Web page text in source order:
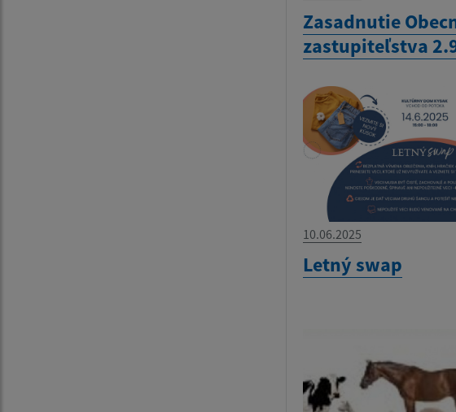
Zasadnutie
zastupiteľstva
10.06.2025
Letný swap